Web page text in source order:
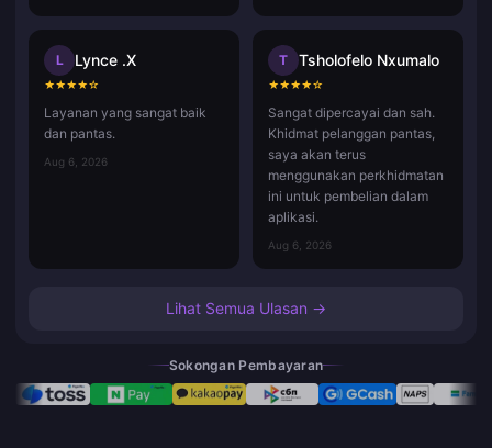
L Lynce .X
★★★★☆
Layanan yang sangat baik
dan pantas.
Aug 6, 2026
T Tsholofelo Nxumalo
★★★★☆
Sangat dipercayai dan sah.
Khidmat pelanggan pantas,
saya akan terus
menggunakan perkhidmatan
ini untuk pembelian dalam
aplikasi.
Aug 6, 2026
Lihat Semua Ulasan →
Sokongan Pembayaran